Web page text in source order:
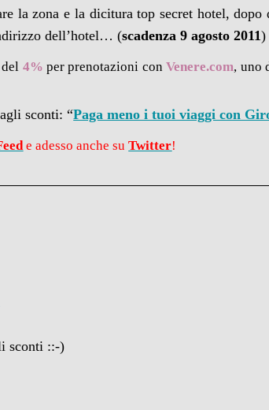
la zona e la dicitura top secret hotel,
dell’hotel… (scadenza 9 agosto 2011)
4% per prenotazioni conVenere.com, uno
sconti: “Paga meno i tuoi viaggi con
e adesso anche suTwitter!
sconti ::-)